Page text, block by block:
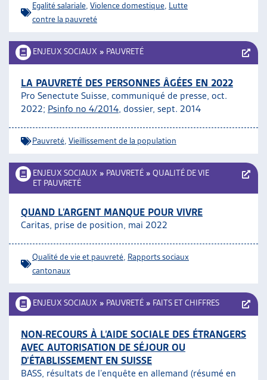
Egalité salariale Violence domestique Lutte
contre la pauvreté
ENJEUX SOCIAUX » PAUVRETÉ
LA PAUVRETÉ DES PERSONNES ÂGÉES EN 2022
Pro Senectute Suisse, communiqué de presse, oct.
2022; Psinfo no 4/2014, dossier, sept. 2014
Pauvreté Vieillissement de la population
ENJEUX SOCIAUX » PAUVRETÉ » QUALITÉ DE VIE
ET PAUVRETÉ
QUAND L’ARGENT MANQUE POUR VIVRE
Caritas, prise de position, mai 2022
Qualité de vie et pauvreté Rapports sociaux
cantonaux
ENJEUX SOCIAUX » PAUVRETÉ » FAITS ET CHIFFRES
NON-RECOURS À L’AIDE SOCIALE DES ÉTRANGERS
AVEC AUTORISATION DE SÉJOUR OU
D’ÉTABLISSEMENT EN SUISSE
BASS, résultats de l’enquête en allemand (résumé en